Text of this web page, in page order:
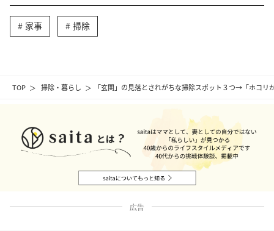
TOP 掃除・暮らし 「玄関」の見落とされがちな掃除スポット３つ→「ホコ
家事 掃除
広告